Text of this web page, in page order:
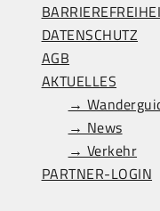
DATENSCHUTZ
AGB
AKTUELLES
→
→ News
→ Verkehr
PARTNER-LOGIN